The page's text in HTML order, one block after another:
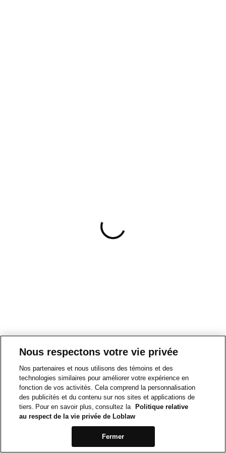
Nous respectons votre vie privée
Nos partenaires et nous utilisons des témoins et des
technologies similaires pour améliorer votre expérience en
fonction de vos activités. Cela comprend la personnalisation
des publicités et du contenu sur nos sites et applications de
tiers. Pour en savoir plus, consultez la
Politique relative
au respect de la vie privée de Loblaw
Fermer